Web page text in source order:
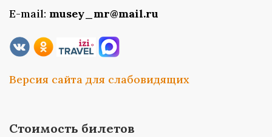
E-mail: musey_mr@mail.ru
Версия сайта для слабовидящих
Стоимость билетов